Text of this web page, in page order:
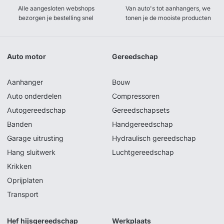
Alle aangesloten webshops
bezorgen je bestelling snel
Van auto's tot aanhangers, we
tonen je de mooiste producten
Auto motor
Aanhanger
Auto onderdelen
Autogereedschap
Banden
Garage uitrusting
Hang sluitwerk
Krikken
Oprijplaten
Transport
Gereedschap
Bouw
Compressoren
Gereedschapsets
Handgereedschap
Hydraulisch gereedschap
Luchtgereedschap
Hef hijsgereedschap Werkplaats